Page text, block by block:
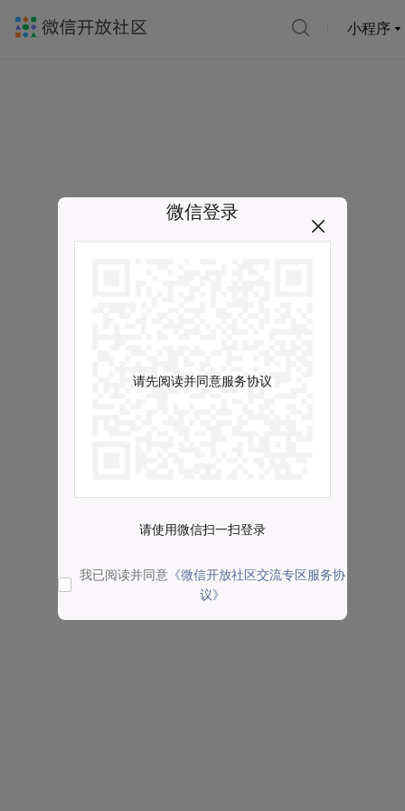
小程序
微信登录
请先阅读并同意服务协议
请使用微信扫一扫登录
我已阅读并同意 《微信开放社区交流专区服务协
议》